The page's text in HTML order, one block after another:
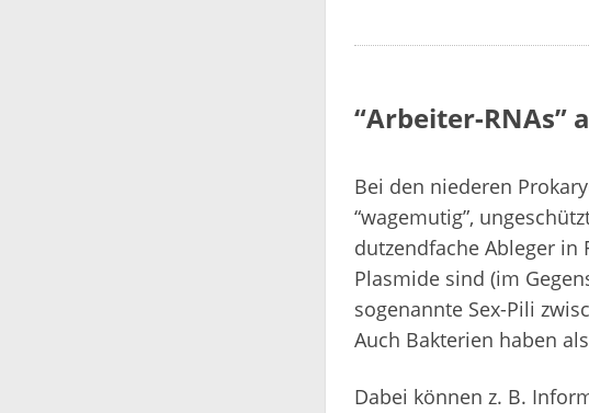
“Arbeiter-RNAs”
Bei den niederen
“wagemutig”,
dutzendfache Ableger in
Plasmide sind (im
sogenannte Sex-Pili
Auch Bakterien haben
Dabei können z. B.